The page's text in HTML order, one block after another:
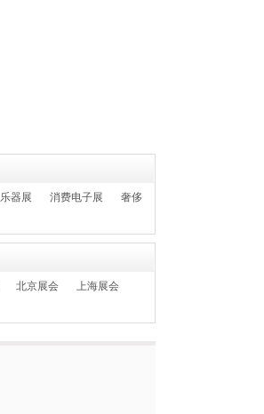
乐器展 消费电子展
奢侈
北京展会
上海展会